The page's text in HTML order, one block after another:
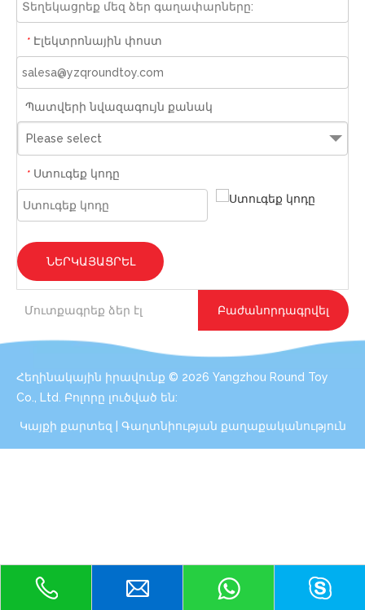
* Էլեկտրոնային փոստ
Պատվերի նվազագույն քանակ
Please select
* Ստուգեք կոդը
ՆԵՐԿԱՅԱՑՐԵԼ
Բաժանորդագրվել
Հեղինակային իրավունք © 2026 Yangzhou Round Toy
Co., Ltd. Բոլորը լուծված են:
Կայքի քարտեզ | Գաղտնիության քաղաքականություն
յուրաքանչյուր դիզայնի պատվերի դեպքում մենք
կարող ենք ծառայություններ մատուցել ձեզ համար: